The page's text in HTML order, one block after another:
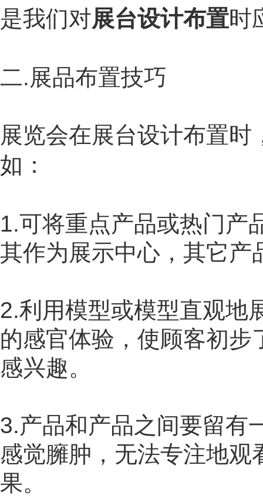
是我们对展台设计布置时
二.展品布置技巧
展览会在展台设计布置
如：
1.可将重点产品或热门产
其作为展示中心，其它产
2.利用模型或模型直观地
的感官体验，使顾客初
感兴趣。
3.产品和产品之间要留有
感觉臃肿，无法专注地观
果。